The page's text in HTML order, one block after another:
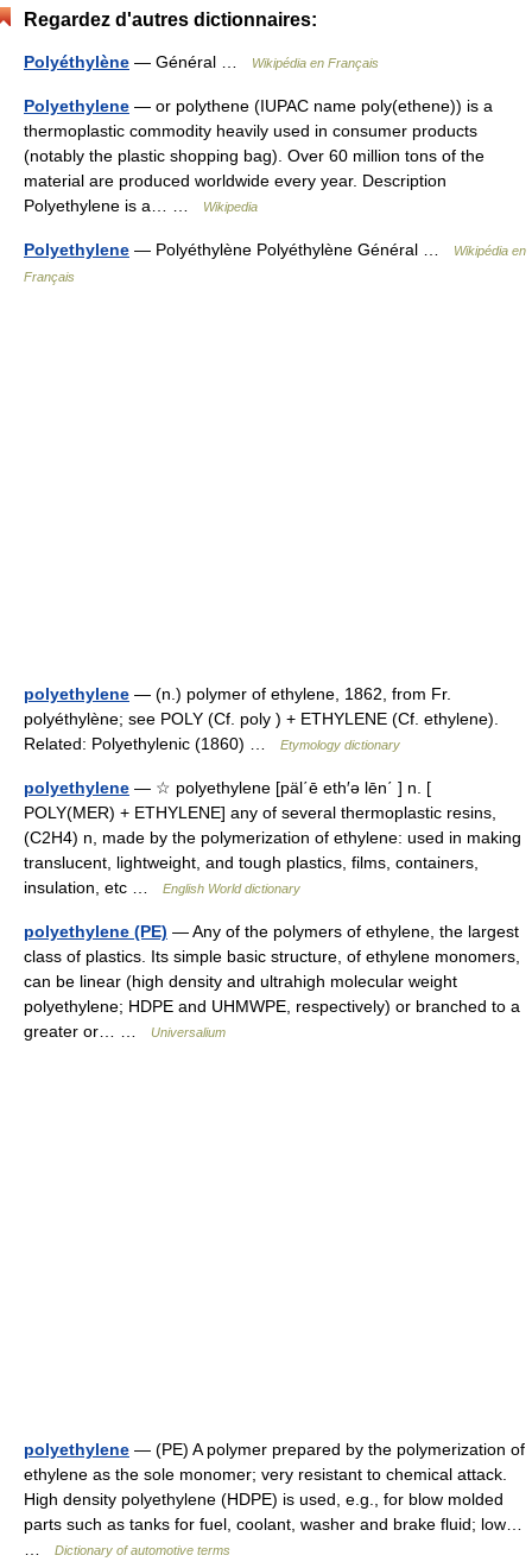
Regardez d'autres dictionnaires:
Polyéthylène — Général … Wikipédia en Français
Polyethylene — or polythene (IUPAC name poly(ethene)) is a
thermoplastic commodity heavily used in consumer products
(notably the plastic shopping bag). Over 60 million tons of the
material are produced worldwide every year. Description
Polyethylene is a… …
Wikipedia
Polyethylene — Polyéthylène Polyéthylène Général …
Wikipédia en
Français
polyethylene — (n.) polymer of ethylene, 1862, from Fr.
polyéthylène; see POLY (Cf. poly ) + ETHYLENE (Cf. ethylene).
Related: Polyethylenic (1860) …
Etymology dictionary
polyethylene — ☆ polyethylene [päl΄ē eth′ə lēn΄ ] n. [
POLY(MER) + ETHYLENE] any of several thermoplastic resins,
(C2H4) n, made by the polymerization of ethylene: used in making
translucent, lightweight, and tough plastics, films, containers,
insulation, etc …
English World dictionary
polyethylene (PE) — Any of the polymers of ethylene, the largest
class of plastics. Its simple basic structure, of ethylene monomers,
can be linear (high density and ultrahigh molecular weight
polyethylene; HDPE and UHMWPE, respectively) or branched to a
greater or… …
Universalium
polyethylene — (PE) A polymer prepared by the polymerization of
ethylene as the sole monomer; very resistant to chemical attack.
High density polyethylene (HDPE) is used, e.g., for blow molded
parts such as tanks for fuel, coolant, washer and brake fluid; low…
…
Dictionary of automotive terms